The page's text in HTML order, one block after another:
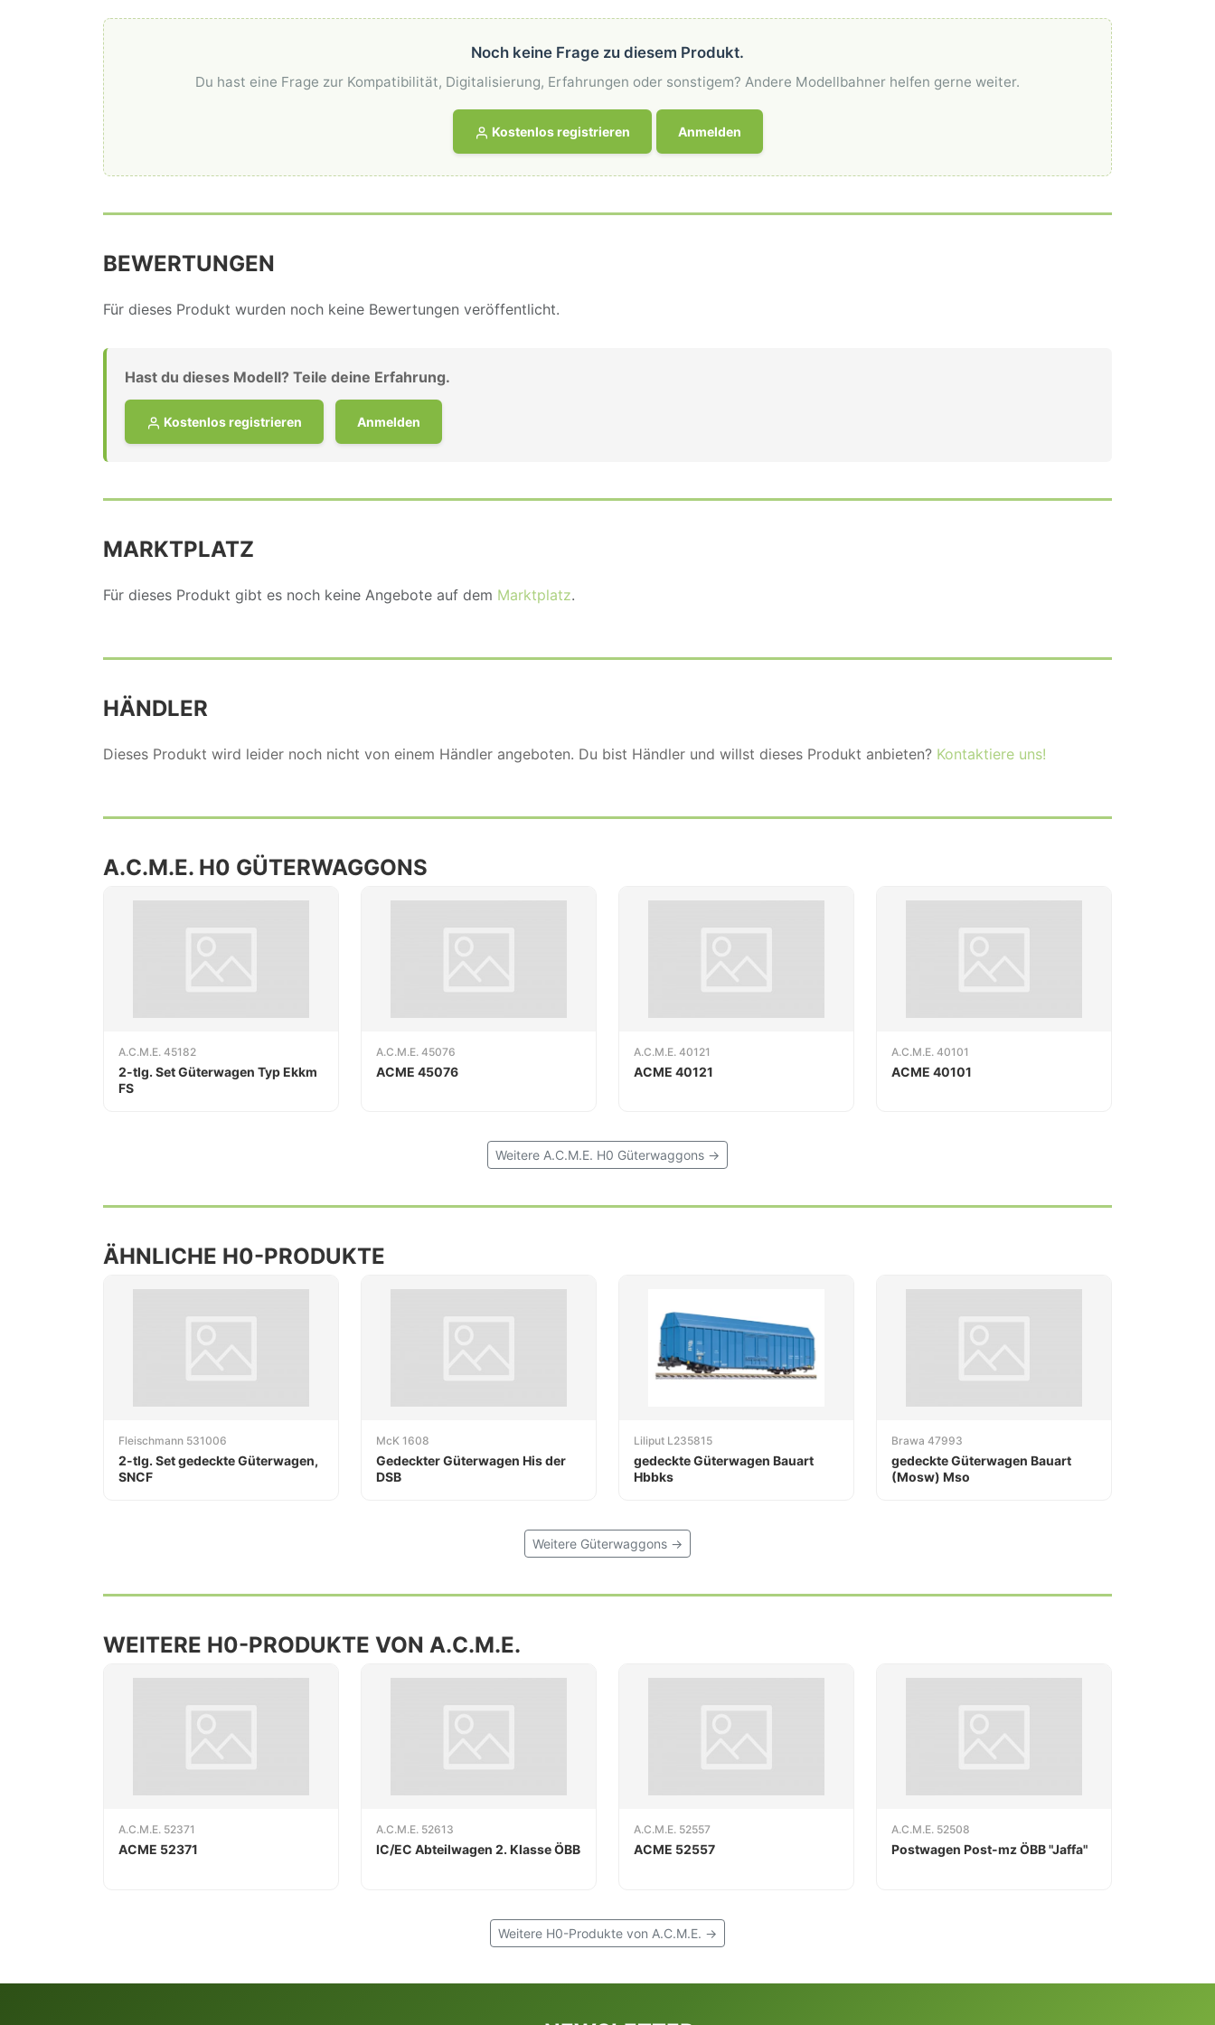
Noch keine Frage zu diesem Produkt.
Du hast eine Frage zur Kompatibilität, Digitalisierung, Erfahrungen oder sonstigem? Andere Modellbahner helfen gerne weiter.
Kostenlos registrieren Anmelden
BEWERTUNGEN
Für dieses Produkt wurden noch keine Bewertungen veröffentlicht.
Hast du dieses Modell? Teile deine Erfahrung.
Kostenlos registrieren Anmelden
MARKTPLATZ
Für dieses Produkt gibt es noch keine Angebote auf dem Marktplatz.
HÄNDLER
Dieses Produkt wird leider noch nicht von einem Händler angeboten. Du bist Händler und willst dieses Produkt anbieten? Kontaktiere uns!
A.C.M.E. H0 GÜTERWAGGONS
A.C.M.E. 45182
2-tlg. Set Güterwagen Typ Ekkm
FS
A.C.M.E. 45076
ACME 45076
A.C.M.E. 40121
ACME 40121
A.C.M.E. 40101
ACME 40101
Weitere A.C.M.E. H0 Güterwaggons →
ÄHNLICHE H0-PRODUKTE
Fleischmann 531006
2-tlg. Set gedeckte Güterwagen,
SNCF
McK 1608
Gedeckter Güterwagen His der
DSB
Liliput L235815
gedeckte Güterwagen Bauart
Hbbks
Brawa 47993
gedeckte Güterwagen Bauart
(Mosw) Mso
Weitere Güterwaggons →
WEITERE H0-PRODUKTE VON A.C.M.E.
A.C.M.E. 52371
ACME 52371
A.C.M.E. 52613
IC/EC Abteilwagen 2. Klasse ÖBB
A.C.M.E. 52557
ACME 52557
A.C.M.E. 52508
Postwagen Post-mz ÖBB "Jaffa"
Weitere H0-Produkte von A.C.M.E. →